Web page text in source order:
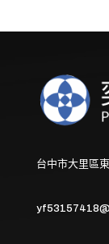
台中市大里區